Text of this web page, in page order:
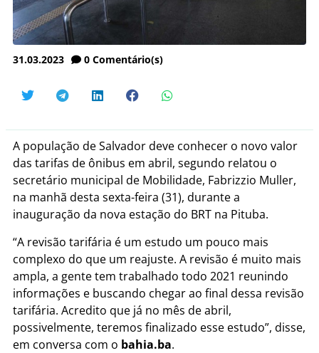
31.03.2023 0 Comentário(s)
A população de Salvador deve conhecer o novo valor
das tarifas de ônibus em abril, segundo relatou o
secretário municipal de Mobilidade, Fabrizzio Muller,
na manhã desta sexta-feira (31), durante a
inauguração da nova estação do BRT na Pituba.
“A revisão tarifária é um estudo um pouco mais
complexo do que um reajuste. A revisão é muito mais
ampla, a gente tem trabalhado todo 2021 reunindo
informações e buscando chegar ao final dessa revisão
tarifária. Acredito que já no mês de abril,
possivelmente, teremos finalizado esse estudo”, disse,
em conversa com o bahia.ba.